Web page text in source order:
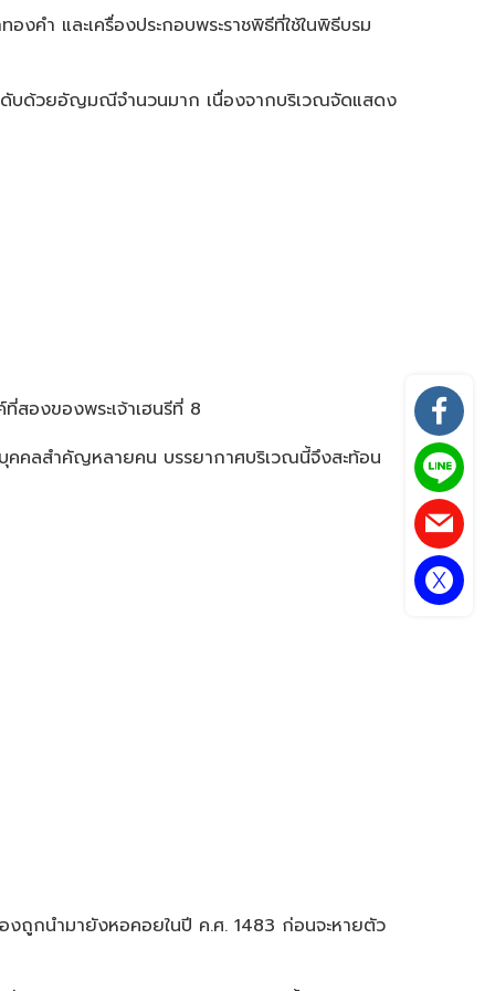
ำ และเครื่องประกอบพระราชพิธีที่ใช้ในพิธีบรม
ดับด้วยอัญมณีจำนวนมาก เนื่องจากบริเวณจัดแสดง
สองของพระเจ้าเฮนรีที่ 8
คคลสำคัญหลายคน บรรยากาศบริเวณนี้จึงสะท้อน
งถูกนำมายังหอคอยในปี ค.ศ. 1483 ก่อนจะหายตัว